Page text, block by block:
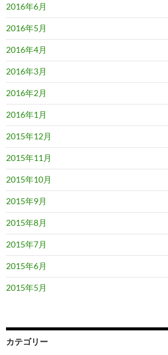
2016年6月
2016年5月
2016年4月
2016年3月
2016年2月
2016年1月
2015年12月
2015年11月
2015年10月
2015年9月
2015年8月
2015年7月
2015年6月
2015年5月
カテゴリー